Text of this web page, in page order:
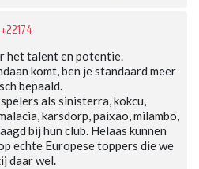
+22174
het talent en potentie.
komt, ben je standaard meer
bepaald.
als sinisterra, kokcu,
karsdorp, paixao, milambo,
bij hun club. Helaas kunnen
echte Europese toppers die we
daar wel.